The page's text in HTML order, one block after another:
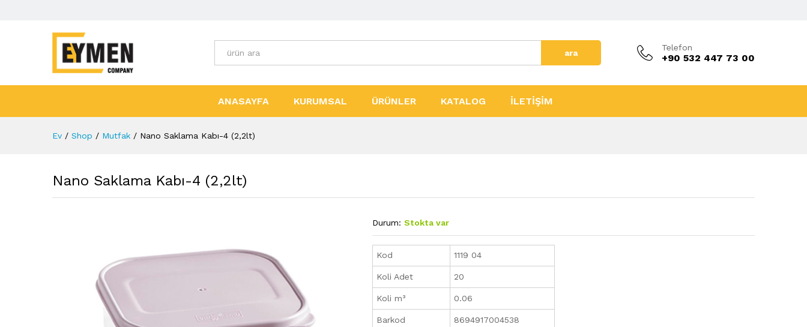
Tüm Kategoriler ara
Telefon
+90 532 447 73 00
ANASAYFA KURUMSAL ÜRÜNLER KATALOG İLETİŞİM
Ev / Shop / Mutfak / Nano Saklama Kabı-4 (2,2lt)
Nano Saklama Kabı-4 (2,2lt)
Durum: Stokta var
Kod 1119 04
Koli Adet 20
Koli m³ 0.06
Barkod 8694917004538